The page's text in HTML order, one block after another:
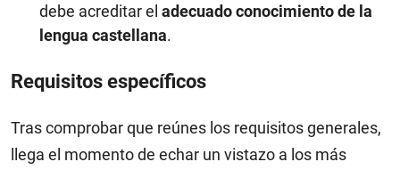
debe acreditar el adecuado conocimiento de la
lengua castellana.
Requisitos específicos
Tras comprobar que reúnes los requisitos generales,
llega el momento de echar un vistazo a los más